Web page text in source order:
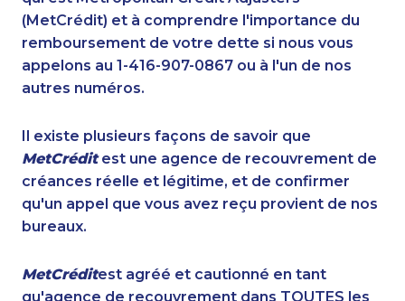
(MetCrédit) et à comprendre l'importance du
remboursement de votre dette si nous vous
appelons au 1-416-907-0867 ou à l'un de nos
autres numéros.
Il existe plusieurs façons de savoir que
MetCréditest une agence de recouvrement de
créances réelle et légitime, et de confirmer
qu'un appel que vous avez reçu provient de nos
bureaux.
MetCréditest agréé et cautionné en tant
qu'agence de recouvrement dans TOUTES les